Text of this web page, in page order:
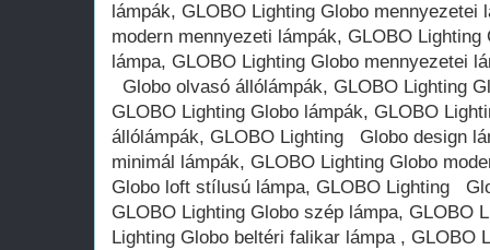
lámpák, GLOBO Lighting Globo mennyezetei
modern mennyezeti lámpák, GLOBO
lámpa, GLOBO Lighting Globo mennyezetei
Globo olvasó állólámpák, GLOBO Lighting
GLOBO Lighting Globo lámpák, GLOBO
állólámpák, GLOBO Lighting Globo design
minimál lámpák, GLOBO Lighting Globo
Globo loft stílusú lámpa, GLOBO Lighting
GLOBO Lighting Globo szép lámpa, GLOBO
Lighting Globo beltéri falikar lámpa , GLOBO